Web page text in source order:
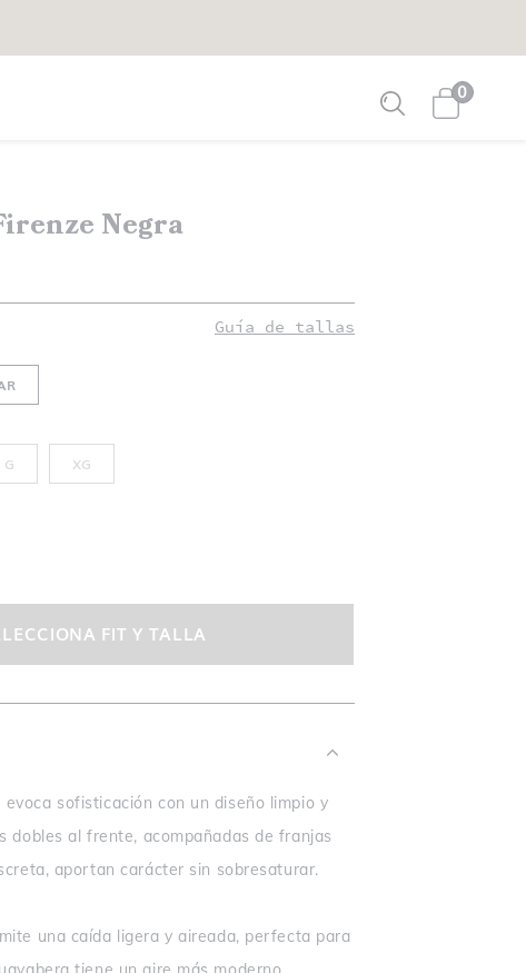
0
Negra
Guía de tallas
G XG
FIT Y TALLA
evoca sofisticación con un diseño limpio y
dobles al frente, acompañadas de franjas
aportan carácter sin sobresaturar.
una caída ligera y aireada, perfecta para